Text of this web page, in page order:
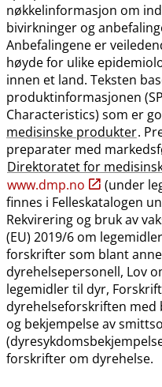
nøkkelinformasjon om
bivirkninger og
Anbefalingene er
høyde for ulike
innen et land. Teksten
produktinformasjonen
Characteristics) som er
medisinske produkter.
preparater med
Direktoratet for
www.dmp.no
(under
finnes i Felleskatalogen
Rekvirering og bruk av
(EU) 2019/6 om
forskrifter som blant
dyrehelsepersonell, Lov
legemidler til dyr,
dyrehelseforskriften med
og bekjempelse av
forskrifter om dyrehelse.